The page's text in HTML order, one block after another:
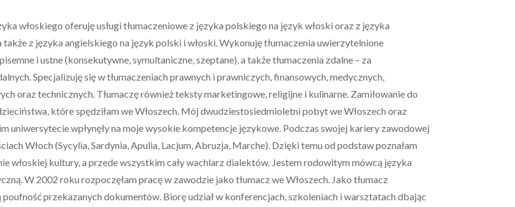
włoskiego oferuję usługi tłumaczeniowe z języka polskiego na język włoski oraz z języka
także z języka angielskiego na język polski i włoski. Wykonuję tłumaczenia uwierzytelnione
i ustne (konsekutywne, symultaniczne, szeptane), a także tłumaczenia zdalne – za
Specjalizuję się w tłumaczeniach prawnych i prawniczych, finansowych, medycznych,
oraz technicznych. Tłumaczę również teksty marketingowe, religijne i kulinarne. Zamiłowanie do
które spędziłam we Włoszech. Mój dwudziestosiedmioletni pobyt we Włoszech oraz
uniwersytecie wpłynęły na moje wysokie kompetencje językowe. Podczas swojej kariery zawodowej
Włoch (Sycylia, Sardynia, Apulia, Lacjum, Abruzja, Marche). Dzięki temu od podstaw poznałam
włoskiej kultury, a przede wszystkim cały wachlarz dialektów. Jestem rodowitym mówcą języka
W 2002 roku rozpoczęłam pracę w zawodzie jako tłumacz we Włoszech. Jako tłumacz
poufność przekazanych dokumentów. Biorę udział w konferencjach, szkoleniach i warsztatach dbając